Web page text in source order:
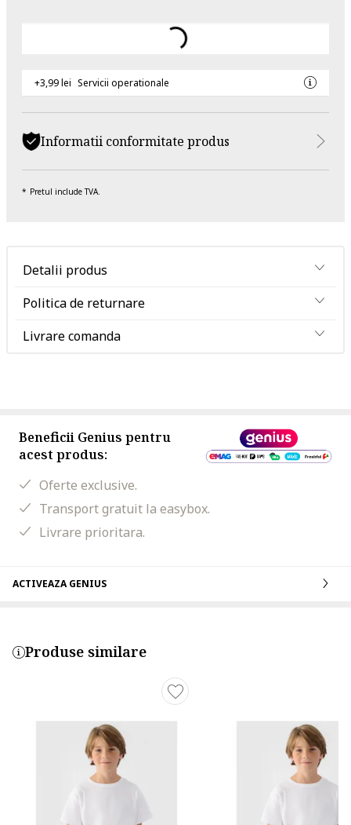
+3,99 lei Servicii operationale
Informatii conformitate produs
Pretul include TVA.
Detalii produs
Politica de returnare
Livrare comanda
Beneficii Genius pentru
acest produs:
Oferte exclusive.
Transport gratuit la easybox.
Livrare prioritara.
ACTIVEAZA GENIUS
Produse similare